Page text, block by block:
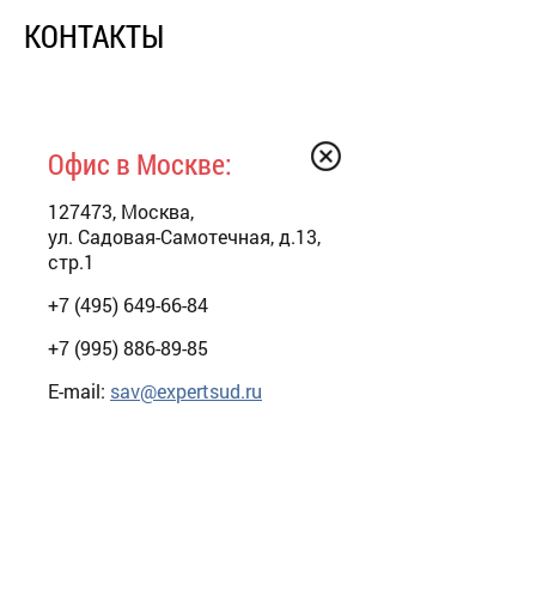
КОНТАКТЫ
Офис в Москве:
127473, Москва,
ул. Садовая-Самотечная, д.13,
стр.1
+7 (495) 649-66-84
+7 (995) 886-89-85
E-mail: sav@expertsud.ru